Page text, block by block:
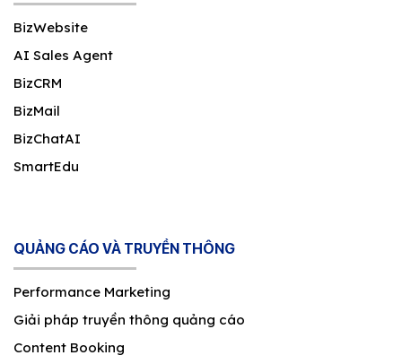
BizWebsite
AI Sales Agent
BizCRM
BizMail
BizChatAI
SmartEdu
QUẢNG CÁO VÀ TRUYỀN THÔNG
Performance Marketing
Giải pháp truyền thông quảng cáo
Content Booking